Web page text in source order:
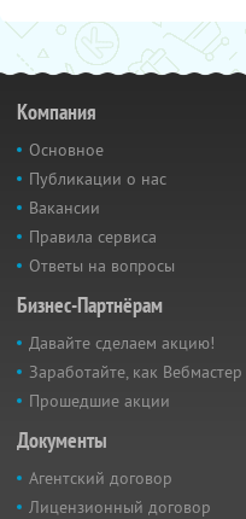
Компания
Основное
Публикации о нас
Вакансии
Правила сервиса
Ответы на вопросы
Бизнес-Партнёрам
Давайте сделаем акцию!
Заработайте, как Вебмастер
Прошедшие акции
Документы
Агентский договор
Лицензионный договор